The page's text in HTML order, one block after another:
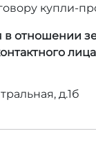
купли-
отношении
д.1б